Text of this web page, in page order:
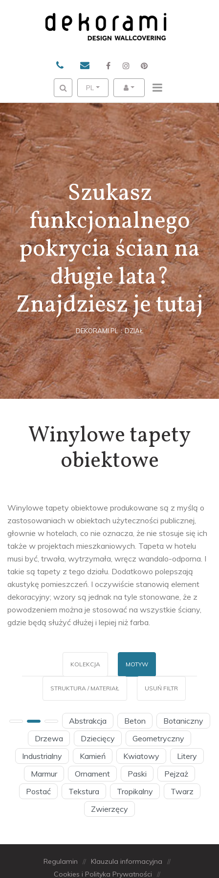
PL
Szukasz
funkcjonalnego
pokrycia ścian na
długie lata?
Znajdziesz je tutaj
DEKORAMI.PL DZIAŁ
Winylowe tapety
obiektowe
Winylowe tapety obiektowe produkowane są z myślą o
zastosowaniach w obiektach użyteczności publicznej,
głownie w hotelach, co nie oznacza, że nie stosuje się ich
także w projektach mieszkaniowych. Tapeta w hotelu
musi być, trwała, wytrzymała, wręcz wandalo-odporna. I
takie są tapety z tego działu. Dodatkowo polepszają
akustykę pomieszczeń. I oczywiście stanowią element
dekoracyjny; wzory są jednak na tyle stonowane, że z
powodzeniem można je stosować na wszystkie ściany,
gdzie będą służyć dłużej i lepiej niż farba.
KOLEKCJA MOTYW
STRUKTURA / MATERIAŁ USUŃ FILTR
Abstrakcja Beton
Botaniczny
Drzewa
Dziecięcy
Geometryczny
Industrialny
Kamień Kwiatowy
Litery
Marmur
Ornament Paski
Pejzaż
Postać
Tekstura Tropikalny
Twarz
Zwierzęcy
Regulamin // Klauzula informacyjna
//
Cookies i Polityka Prywatności
//